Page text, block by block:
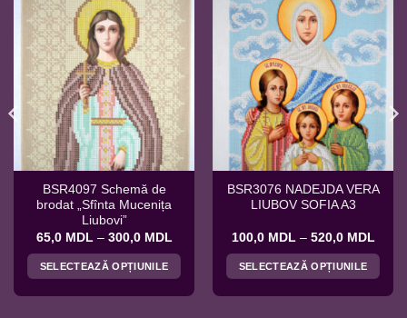
BSR4097 Schemă de
brodat „Sfînta Mucenița
Liubovi”
65,0 MDL – 300,0 MDL
prețuri:
până
la
SELECTEAZĂ OPȚIUNILE
BSR3076 NADEJDA VERA
LIUBOV SOFIA A3
100,0 MDL – 520,0 MDL
până
la
SELECTEAZĂ OPȚIUNILE